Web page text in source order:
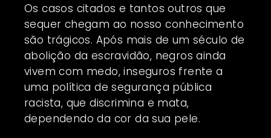
Os casos citados e tantos outros que
sequer chegam ao nosso conhecimento
são trágicos. Após mais de um século de
abolição da escravidão, negros ainda
vivem com medo, inseguros frente a
uma política de segurança pública
racista, que discrimina e mata,
dependendo da cor da sua pele.